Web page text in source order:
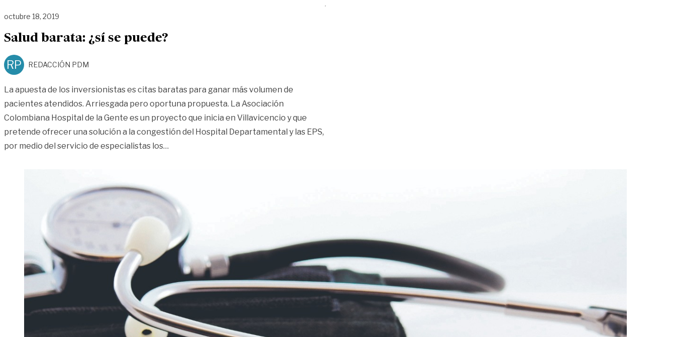
octubre 18, 2019
Salud barata: ¿sí se puede?
RP REDACCIÓN PDM
La apuesta de los inversionistas es citas baratas para ganar más volumen de
pacientes atendidos. Arriesgada pero oportuna propuesta. La Asociación
Colombiana Hospital de la Gente es un proyecto que inicia en Villavicencio y que
pretende ofrecer una solución a la congestión del Hospital Departamental y las EPS,
por medio del servicio de especialistas los…